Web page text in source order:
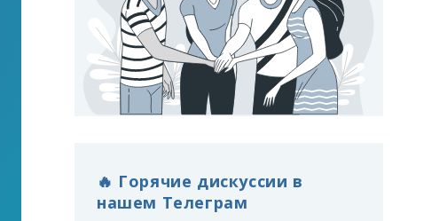
🔥 Горячие дискуссии в
нашем Телеграм